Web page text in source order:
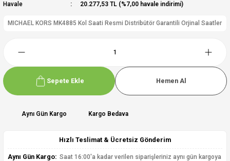
Havale
20.277,53 TL (%7,00 havale indirimi)
MICHAEL KORS MK4885 Kol Saati Resmi Distribütör Garantili Orjinal Saatler
Sepete Ekle Hemen Al
Aynı Gün Kargo Kargo Bedava
Hızlı Teslimat & Ücretsiz Gönderim
Aynı Gün Kargo: Saat 16:00'a kadar verilen siparişleriniz aynı gün kargoya